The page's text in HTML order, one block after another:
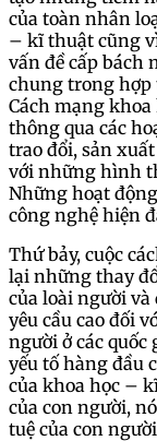
của toàn nhân
– kĩ thuật cũng
vấn đề cấp bách
chung trong hợp
Cách mạng
thông qua các
trao đổi, sản
với những hình
Những hoạt
công nghệ hiện
Thứ bảy, cuộc
lại những thay
của loài người
yêu cầu cao đối
người ở các quốc
yếu tố hàng đầu
của khoa học –
của con người,
tuệ của con